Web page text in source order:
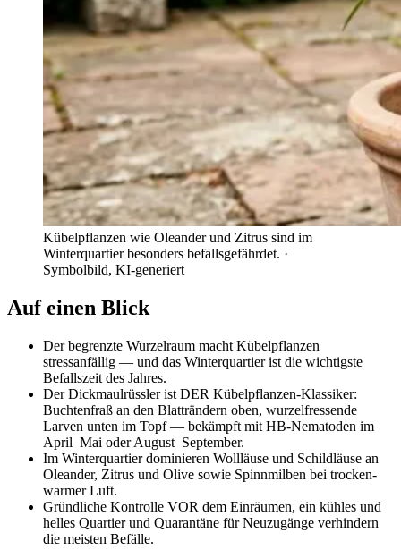
Kübelpflanzen wie Oleander und Zitrus sind im
Winterquartier besonders befallsgefährdet. ·
Symbolbild, KI-generiert
Auf einen Blick
Der begrenzte Wurzelraum macht Kübelpflanzen
stressanfällig — und das Winterquartier ist die wichtigste
Befallszeit des Jahres.
Der Dickmaulrüssler ist DER Kübelpflanzen-Klassiker:
Buchtenfraß an den Blatträndern oben, wurzelfressende
Larven unten im Topf — bekämpft mit HB-Nematoden im
April–Mai oder August–September.
Im Winterquartier dominieren Wollläuse und Schildläuse an
Oleander, Zitrus und Olive sowie Spinnmilben bei trocken-
warmer Luft.
Gründliche Kontrolle VOR dem Einräumen, ein kühles und
helles Quartier und Quarantäne für Neuzugänge verhindern
die meisten Befälle.